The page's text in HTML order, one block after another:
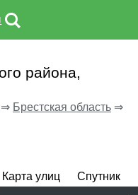
района,
⇒ Брестская область ⇒
Карта улиц Спутник